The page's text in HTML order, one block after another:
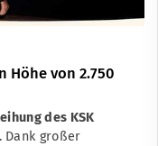
Höhe von 2.750
des KSK
Dank großer